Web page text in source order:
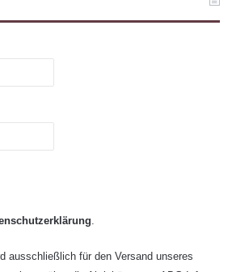
ausschließlich für den Versand unseres